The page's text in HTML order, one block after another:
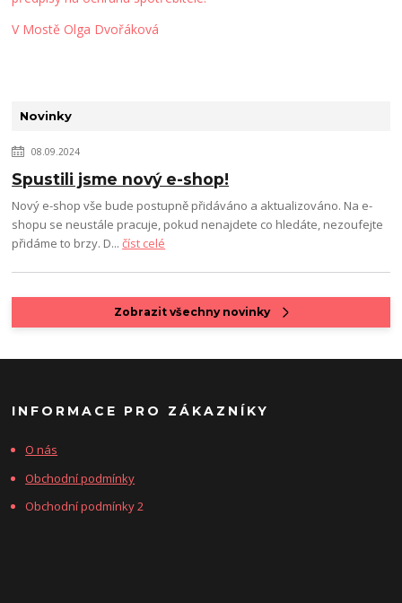
Novinky
08.09.2024
Spustili jsme nový e-shop!
Nový e-shop vše bude postupně přidáváno a aktualizováno. Na e-
shopu se neustále pracuje, pokud nenajdete co hledáte, nezoufejte
přidáme to brzy. D...číst celé
Zobrazit všechny novinky
V Mostě Olga Dvořáková
INFORMACE PRO ZÁKAZNÍKY
O nás
Obchodní podmínky
Obchodní podmínky 2